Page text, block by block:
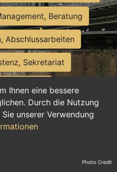
Ihnen eine bessere
Durch die Nutzung
unserer Verwendung
Beratung
Abschlussarbeiten
Sekretariat
Ausbildung
Photo Credit